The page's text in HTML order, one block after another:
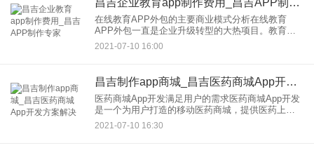
在线教育APP外包的主要商业模式分析在线教育
APP外包一直是企业升级转型的大热项目。教育是
大部分家庭都关心的话题，在移动互联网3.0的时
代，在线教育移动应用进入
2021-07-10 16:00
昌吉制作app商城_昌吉医药商城App开发方案解决
医药商城App开发满足用户的需求医药商城App开发
是一个为用户打造的移动医药商城，提供医药上的
服务，为用户在日常的生活中共提供便利。同时也
解决了医药上用户的需求
2021-07-10 16:30